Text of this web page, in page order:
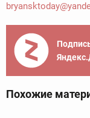
Похожие